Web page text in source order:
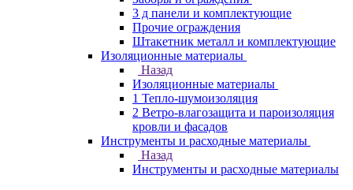
3 д панели и комплектующие
Прочие ограждения
Штакетник металл и комплектующие
Изоляционные материалы
Назад
Изоляционные материалы
1 Тепло-шумоизоляция
2 Ветро-влагозащита и пароизоляция
кровли и фасадов
Инструменты и расходные материалы
Назад
Инструменты и расходные материалы